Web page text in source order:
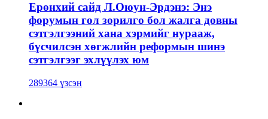
Ерөнхий сайд Л.Оюун-Эрдэнэ: Энэ
форумын гол зорилго бол жалга довны
сэтгэлгээний хана хэрмийг нурааж,
бүсчилсэн хөгжлийн реформын шинэ
сэтгэлгээг эхлүүлэх юм
289364 үзсэн